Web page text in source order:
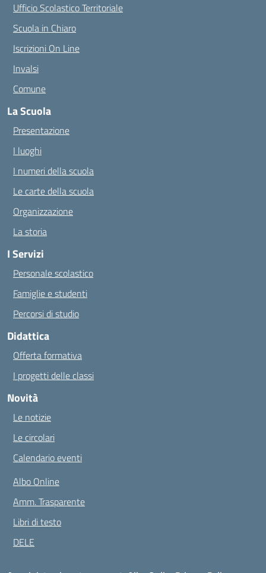
Ufficio Scolastico Territoriale
Scuola in Chiaro
Iscrizioni On Line
Invalsi
Comune
La Scuola
Presentazione
I luoghi
I numeri della scuola
Le carte della scuola
Organizzazione
La storia
I Servizi
Personale scolastico
Famiglie e studenti
Percorsi di studio
Didattica
Offerta formativa
I progetti delle classi
Novità
Le notizie
Le circolari
Calendario eventi
Albo Online
Amm. Trasparente
Libri di testo
DELE